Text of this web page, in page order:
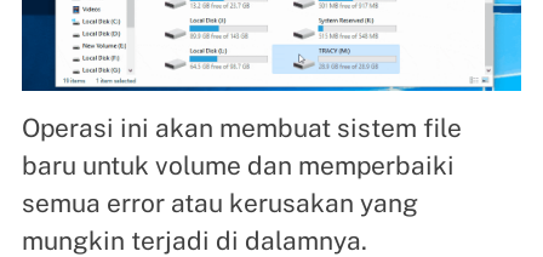
Operasi ini akan membuat sistem file
baru untuk volume dan memperbaiki
semua error atau kerusakan yang
mungkin terjadi di dalamnya.